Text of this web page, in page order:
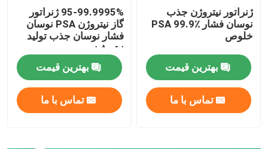
ژنراتور نیتروژن جذب
نوسان فشار PSA 99.9٪
خلوص
بهترین قیمت
تماس با ما
95-99.9995% ژنراتور
گاز نیتروژن PSA نوسان
فشار نوسان جذب تولید
نیتروژن
بهترین قیمت
تماس با ما